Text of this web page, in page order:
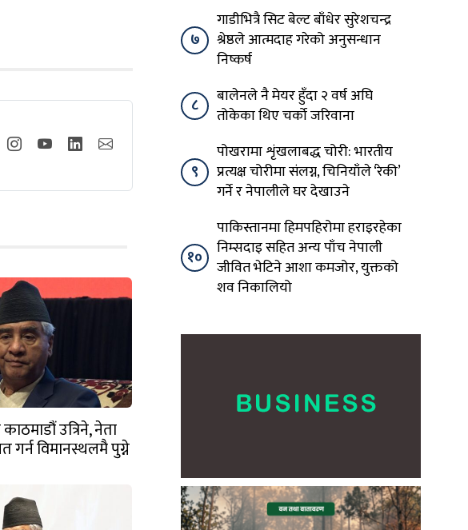
उत्रिने, नेता
गर्न विमानस्थलमै पुग्ने
७
गाडीभित्रै सिट बेल्ट बाँधेर सुरेशचन्द्र
श्रेष्ठले आत्मदाह गरेको अनुसन्धान
निष्कर्ष
८
बालेनले नै मेयर हुँदा २ वर्ष अघि
तोकेका थिए चर्को जरिवाना
९
पोखरामा शृंखलाबद्ध चोरी: भारतीय
प्रत्यक्ष चोरीमा संलग्न, चिनियाँले ‘रेकी’
गर्ने र नेपालीले घर देखाउने
१०
पाकिस्तानमा हिमपहिरोमा हराइरहेका
निम्सदाइ सहित अन्य पाँच नेपाली
जीवित भेटिने आशा कमजोर, युक्तको
शव निकालियो